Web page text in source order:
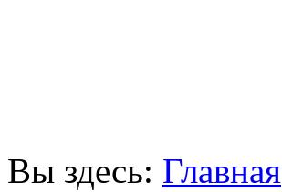
Вы здесь: Главная